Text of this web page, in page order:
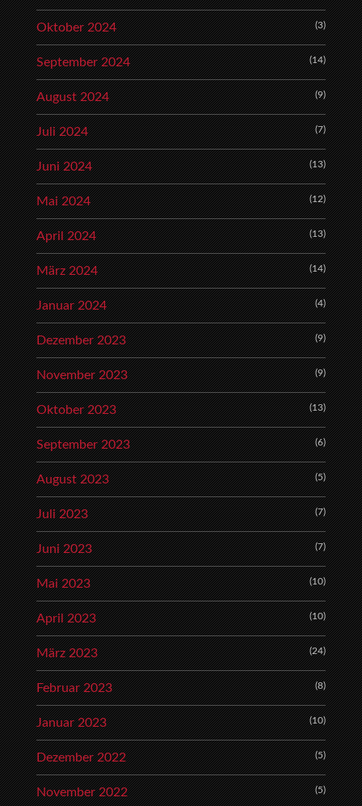
Oktober 2024 (3)
September 2024 (14)
August 2024 (9)
Juli 2024 (7)
Juni 2024 (13)
Mai 2024 (12)
April 2024 (13)
März 2024 (14)
Januar 2024 (4)
Dezember 2023 (9)
November 2023 (9)
Oktober 2023 (13)
September 2023 (6)
August 2023 (5)
Juli 2023 (7)
Juni 2023 (7)
Mai 2023 (10)
April 2023 (10)
März 2023 (24)
Februar 2023 (8)
Januar 2023 (10)
Dezember 2022 (5)
November 2022 (5)